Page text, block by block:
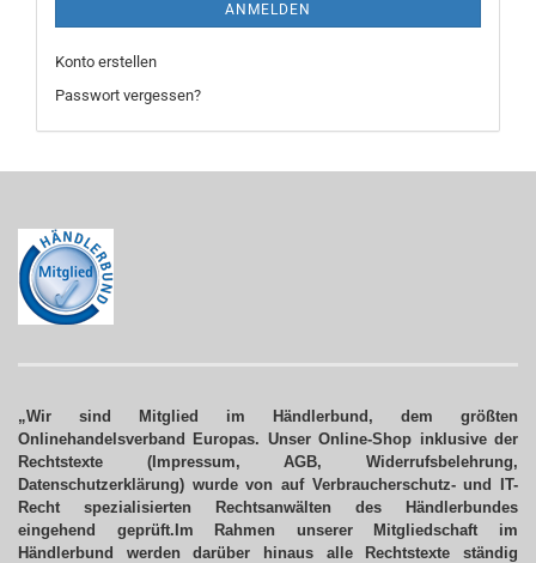
ANMELDEN
Konto erstellen
Passwort vergessen?
„Wir sind Mitglied im Händlerbund, dem größten
Onlinehandelsverband Europas. Unser Online-Shop inklusive der
Rechtstexte (Impressum, AGB, Widerrufsbelehrung,
Datenschutzerklärung) wurde von auf Verbraucherschutz- und IT-
Recht spezialisierten Rechtsanwälten des Händlerbundes
eingehend geprüft.Im Rahmen unserer Mitgliedschaft im
Händlerbund werden darüber hinaus alle Rechtstexte ständig